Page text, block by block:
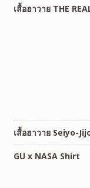
เสื้อฮาวาย THE
เสื้อฮาวาย Seiyo-
GU x NASA Shirt